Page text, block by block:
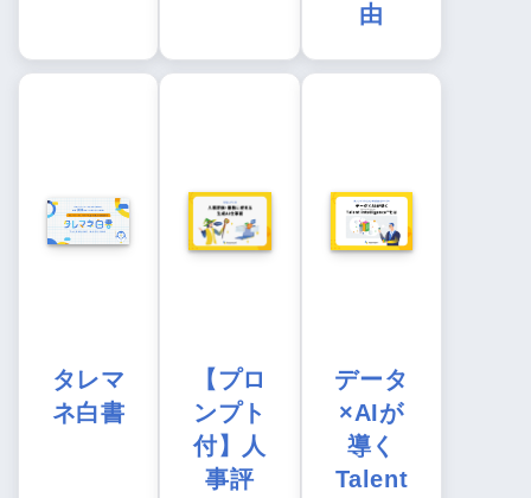
由
タレマ
ネ白書
【プロ
ンプト
付】人
事評
データ
×AIが
導く
Talent